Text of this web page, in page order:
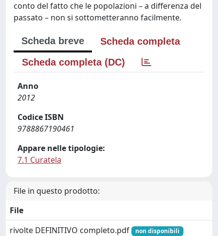
conto del fatto che le popolazioni – a differenza del
passato – non si sottometteranno facilmente.
Scheda breve
Scheda completa
Scheda completa (DC)
Anno
2012
Codice ISBN
9788867190461
Appare nelle tipologie:
7.1 Curatela
File in questo prodotto:
File
rivolte DEFINITIVO completo.pdf
non disponibili